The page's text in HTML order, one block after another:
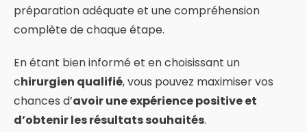
préparation adéquate et une compréhension
complète de chaque étape.
En étant bien informé et en choisissant un
chirurgien qualifié, vous pouvez maximiser vos
chances d’avoir une expérience positive et
d’obtenir les résultats souhaités.